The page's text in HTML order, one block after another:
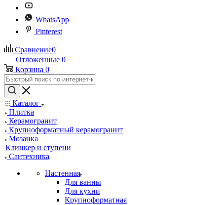
WhatsApp
Pinterest
Сравнение0
Отложенные 0
Корзина 0
Каталог
Плитка
Керамогранит
Крупноформатный керамогранит
Мозаика
Клинкер и ступени
Сантехника
Настенная
Для ванны
Для кухни
Крупноформатная